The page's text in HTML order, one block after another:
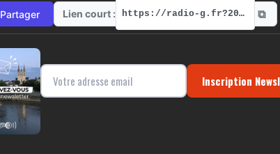
Partager Lien court : https://radio-g.fr?20144 ⧉
Inscription